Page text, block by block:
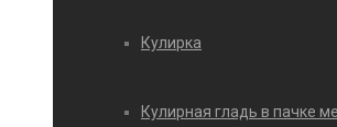
Кулирка
Кулирная гладь в пачке